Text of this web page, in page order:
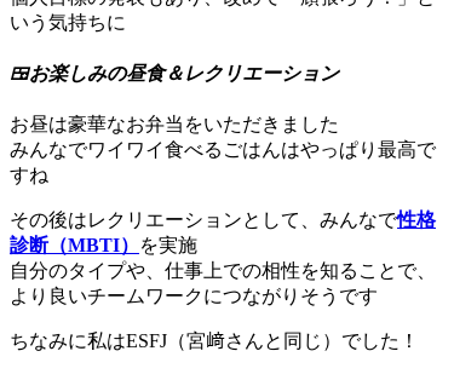
いう気持ちに
🍱お楽しみの昼食＆レクリエーション
お昼は豪華なお弁当をいただきました
みんなでワイワイ食べるごはんはやっぱり最高で
すね
その後はレクリエーションとして、みんなで性格
診断（MBTI）
を実施
自分のタイプや、仕事上での相性を知ることで、
より良いチームワークにつながりそうです
ちなみに私はESFJ（宮﨑さんと同じ）でした！